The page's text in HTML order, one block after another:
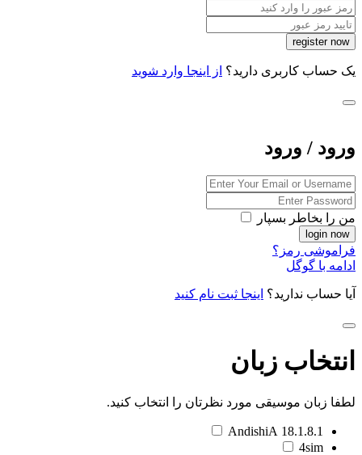
یک حساب کاربری دارید؟ از اینجا وارد شوید
ورود / ورود
من را بخاطر بسپار
فراموشی رمز؟
ادامه با گوگل
آیا حساب ندارید؟ اینجا ثبت نام کنید
انتخاب زبان
لطفا زبان موسیقی مورد نظرتان را انتخاب کنید.
18.1.8.1 AndishiA
4sim